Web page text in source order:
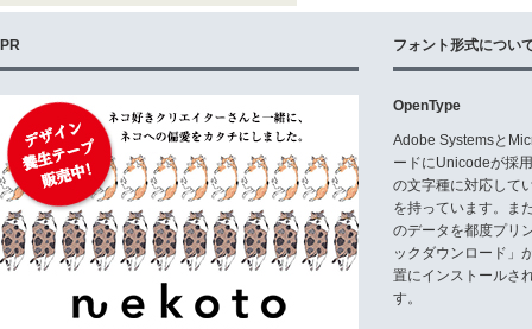
PR フォント形式につい
OpenType
Adobe Systemsと
ードにUnicodeが採
の文字種に対応して
を持っています。ま
のデータを都度プリ
ックダウンロード」
置にインストールさ
す。